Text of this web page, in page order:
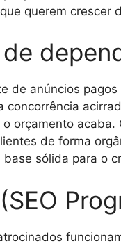
querem crescer
de anúncios
concorrência
orçamento
de forma
sólida para o
(SEO